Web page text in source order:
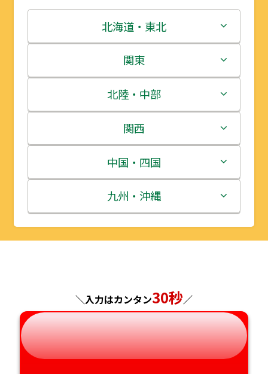
北海道・東北
北海道
青森県
岩手県
宮城県
秋田県
山形県
関東
茨城県
栃木県
群馬県
埼玉県
千葉県
神奈川県
北陸・中部
新潟県
富山県
石川県
福井県
長野県
岐阜県
静岡県
関西
三重県
滋賀県
京都府
兵庫県
奈良県
和歌山県
中国・四国
鳥取県
島根県
広島県
山口県
徳島県
九州・沖縄
福岡県
長崎県
熊本県
大分県
＼入力はカンタン30秒／